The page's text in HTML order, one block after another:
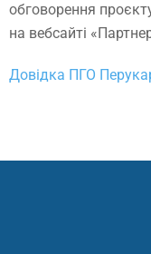
обговорення
на вебсайті
Довідка ПГО